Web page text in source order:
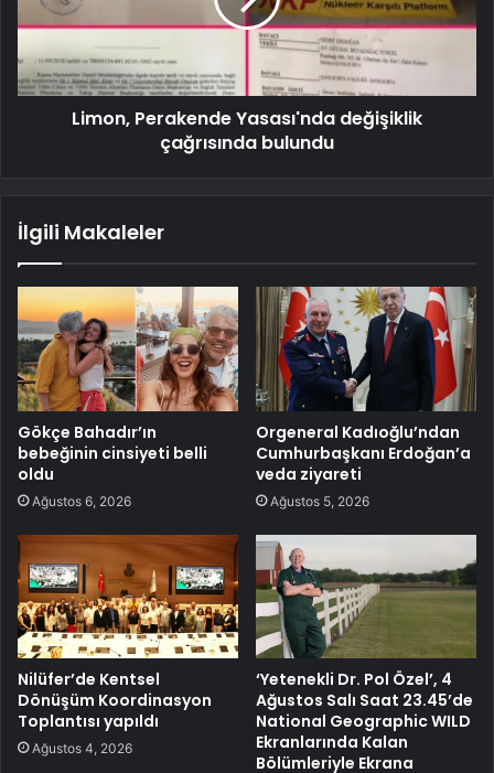
Limon, Perakende Yasası'nda değişiklik
çağrısında bulundu
İlgili Makaleler
Gökçe Bahadır’ın
bebeğinin cinsiyeti belli
oldu
Ağustos 6, 2026
Orgeneral Kadıoğlu’ndan
Cumhurbaşkanı Erdoğan’a
veda ziyareti
Ağustos 5, 2026
Nilüfer’de Kentsel
Dönüşüm Koordinasyon
Toplantısı yapıldı
Ağustos 4, 2026
‘Yetenekli Dr. Pol Özel’, 4
Ağustos Salı Saat 23.45’de
National Geographic WILD
Ekranlarında Kalan
Bölümleriyle Ekrana